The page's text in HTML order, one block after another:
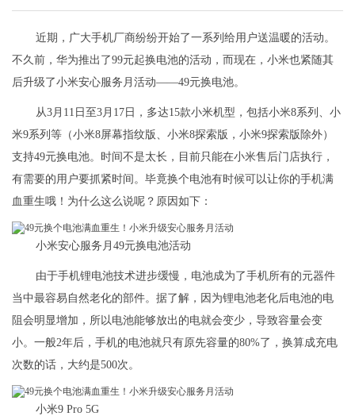
近期，广大手机厂商纷纷开始了一系列给用户送温暖的活动。
不久前，华为推出了99元起换电池的活动，而现在，小米也紧随其
后升级了小米安心服务月活动——49元换电池。
从3月11日至3月17日，多达15款小米机型，包括小米8系列、小
米9系列等（小米8屏幕指纹版、小米8探索版，小米9探索版除外）
支持49元换电池。时间不是太长，目前只能在小米售后门店执行，
有需要的用户要抓紧时间。毕竟换个电池有时候可以让你的手机满
血重生哦！为什么这么说呢？原因如下：
小米安心服务月49元换电池活动
由于手机锂电池技术进步缓慢，电池成为了手机所有的元器件
当中最容易自然老化的部件。据了解，因为锂电池老化后电池的电
阻会明显增加，所以电池能够放出的电就会变少，导致容量会变
小。一般2年后，手机的电池就只有原先容量的80%了，换算成充电
次数的话，大约是500次。
小米9 Pro 5G